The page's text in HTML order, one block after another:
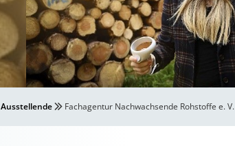
Ausstellende Fachagentur Nachwachsende Rohstoffe e. V.